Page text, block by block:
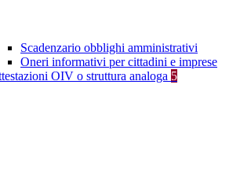
Scadenzario obblighi amministrativi
Oneri informativi per cittadini e imprese
OIV o struttura analoga 5